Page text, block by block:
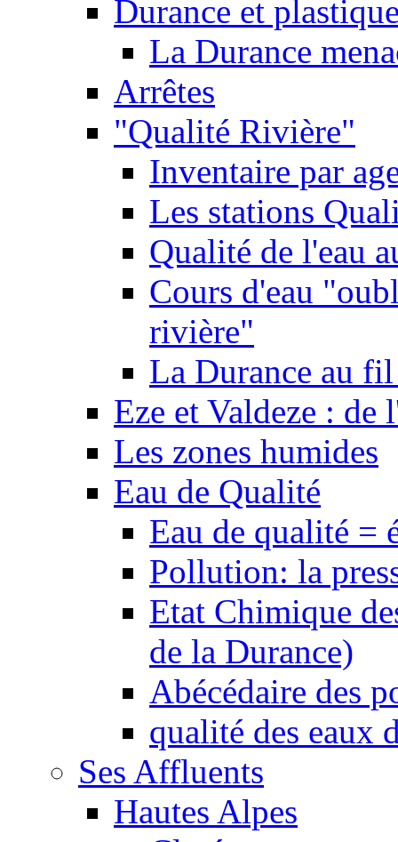
Durance et
La Durance
Arrêtes
"Qualité Rivière"
Inventaire par
Les stations
Qualité de l'eau
Cours d'eau
rivière"
La Durance au
Eze et Valdeze : de
Les zones humides
Eau de Qualité
Eau de qualité =
Pollution: la
Etat Chimique
de la Durance)
Abécédaire des
qualité des eaux
Ses Affluents
Hautes Alpes